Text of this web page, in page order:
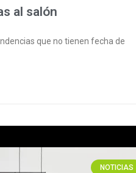
al salón
que no tienen fecha de
NOTICIAS